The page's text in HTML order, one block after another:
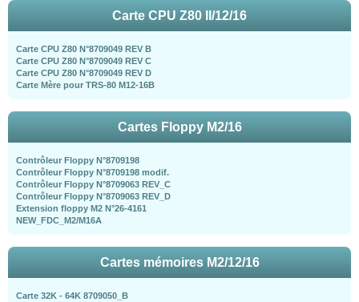
Carte CPU Z80 II/12/16
Carte CPU Z80 N°8709049 REV B
Carte CPU Z80 N°8709049 REV C
Carte CPU Z80 N°8709049 REV D
Carte Mère pour TRS-80 M12-16B
Cartes Floppy M2/16
Contrôleur Floppy N°8709198
Contrôleur Floppy N°8709198 modif.
Contrôleur Floppy N°8709063 REV_C
Contrôleur Floppy N°8709063 REV_D
Extension floppy M2 N°26-4161
NEW_FDC_M2/M16A
Cartes mémoires M2/12/16
Carte 32K - 64K 8709050_B